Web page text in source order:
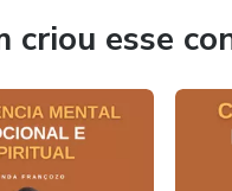
criou esse